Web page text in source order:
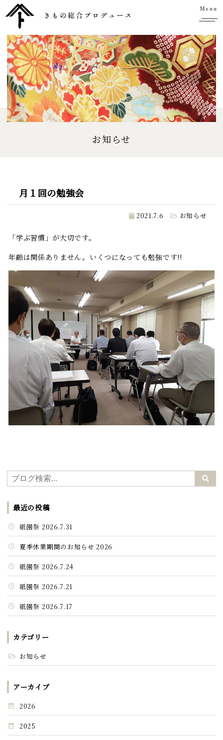
Menu
お知らせ
月１回の勉強会
2021.7.6 お知らせ
「学ぶ習慣」が大切です。
年齢は関係ありません。いくつになっても勉強です!!
最近の投稿
祇園祭 2026.7.31
夏季休業期間のお知らせ 2026
祇園祭 2026.7.24
祇園祭 2026.7.21
祇園祭 2026.7.17
カテゴリー
お知らせ
アーカイブ
2026
2025